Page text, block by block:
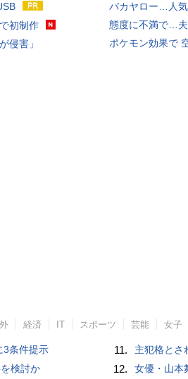
初制作
侵害」
バカヤロー…人
態度に不満で…
ポケモン効果で
経済 IT スポーツ 芸能 女子
3条件提示
検討か
11. 主犯格とさ
12. 女優・山本